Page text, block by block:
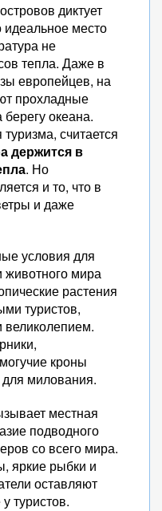
диктует
идеальное место
не
тепла. Даже в
европейцев, на
прохладные
берегу океана.
считается
держится в
. Но
и то, что в
и даже
условия для
животного мира
растения
туристов,
великолепием.
кроны
милования.
местная
подводного
со всего мира.
яркие рыбки и
оставляют
туристов.